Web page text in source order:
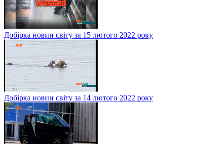
Добірка новин світу за 15 лютого 2022 року
Добірка новин світу за 14 лютого 2022 року